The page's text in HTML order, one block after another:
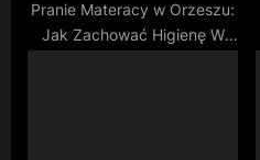
Pranie Materacy w Orzeszu:
Jak Zachować Higienę W